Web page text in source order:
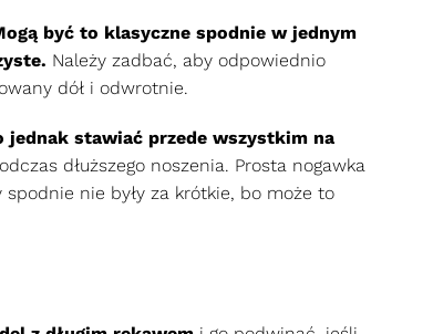
być to klasyczne spodnie w jednym
Należy zadbać, aby odpowiednio
dół i odwrotnie.
jednak stawiać przede wszystkim na
dłuższego noszenia. Prosta nogawka
nie były za krótkie, bo może to